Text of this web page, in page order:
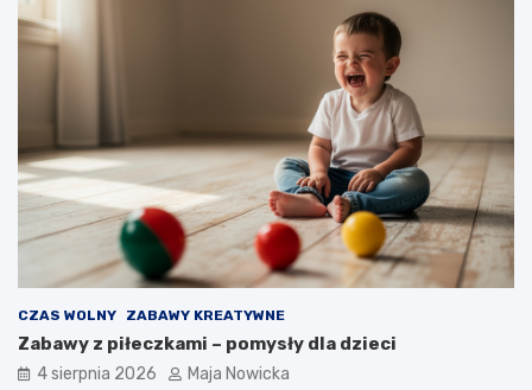
CZAS WOLNY ZABAWY KREATYWNE
Zabawy z piłeczkami – pomysły dla dzieci
4 sierpnia 2026 Maja Nowicka